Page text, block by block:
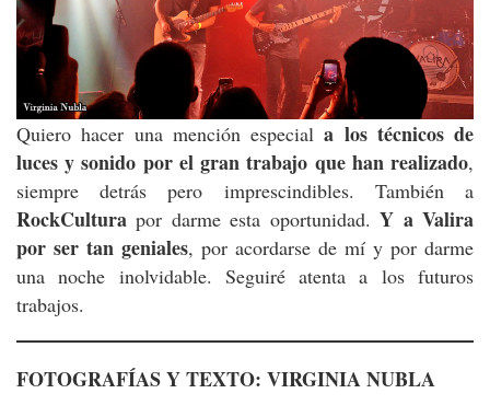
Quiero hacer una mención especiala los técnicos de
luces y sonido por el gran trabajo que han realizado,
siempre detrás pero imprescindibles. También a
RockCultura por darme esta oportunidad.Y a Valira
por ser tan geniales, por acordarse de mí y por darme
una noche inolvidable. Seguiré atenta a los futuros
trabajos.
FOTOGRAFÍAS Y TEXTO: VIRGINIA NUBLA